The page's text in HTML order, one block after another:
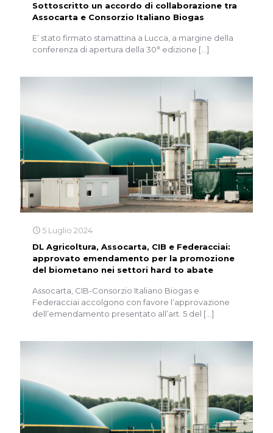
Sottoscritto un accordo di collaborazione tra
Assocarta e Consorzio Italiano Biogas
E’ stato firmato stamattina a Lucca, a margine della
conferenza di apertura della 30° edizione […]
5 Luglio 2024
DL Agricoltura, Assocarta, CIB e Federacciai:
approvato emendamento per la promozione
del biometano nei settori hard to abate
Assocarta, CIB-Consorzio Italiano Biogas e
Federacciai accolgono con favore l’approvazione
dell’emendamento presentato all’art. 5 del […]